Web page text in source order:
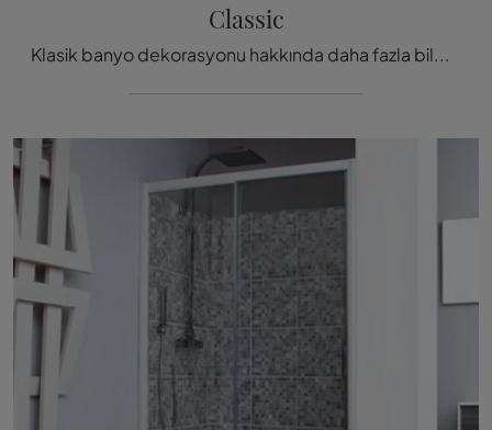
Classic
Klasik banyo dekorasyonu hakkında daha fazla bilgi edinin: Cam duşakabini gibi Megius'un Classic modeli s